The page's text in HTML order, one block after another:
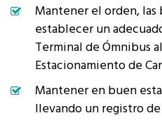
Mantener el orden, las
establecer un
Terminal de Ómnibus
Estacionamiento de
Mantener en buen
llevando un registro